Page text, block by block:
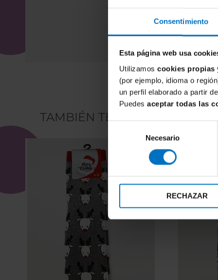
Consentimiento
Esta página web usa
Utilizamos cookies propias
(por ejemplo, idioma o
un perfil elaborado a partir
Puedes aceptar todas las
consentimiento
Necesario
RECHAZAR
TAMBIÉN TE PUEDE